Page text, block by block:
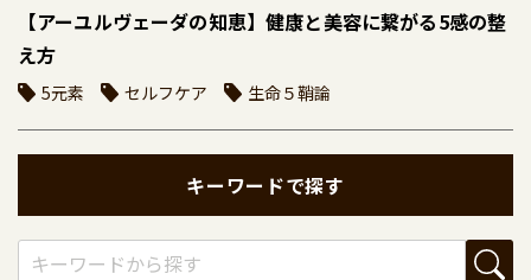
【アーユルヴェーダの知恵】健康と美容に繋がる5感の整
え方
5元素 セルフケア 生命５鞘論
キーワードで探す